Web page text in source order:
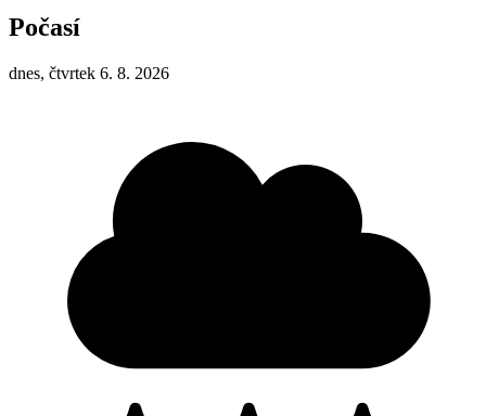
Počasí
dnes, čtvrtek 6. 8. 2026